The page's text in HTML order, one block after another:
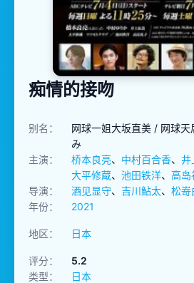
痴情的接吻
别名：
网球一姐大坂直美 / 网球
み
主演：
桥本良亮、 中村百合香、 井
大平修蔵、 池田铁洋、 高岛
导演：
酒见显守、 吉川鮎太、 松嵜
年份：
2021
地区： 日本
评分：
5.2
类型：
日本